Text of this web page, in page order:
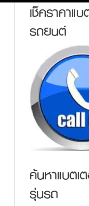
เช็คราคาแ
รถยนต์
ค้นหาแบตเ
รุ่นรถ